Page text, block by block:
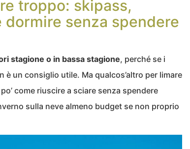
troppo: skipass,
senza spendere
stagione o in bassa stagione, perché se i
un consiglio utile. Ma qualcos’altro per limare
come riuscire a sciare senza spendere
sulla neve almeno budget se non proprio